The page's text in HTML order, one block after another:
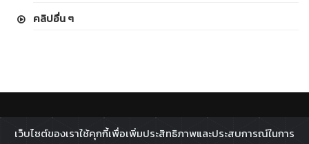
คลิปอื่น ๆ
เว็บไซต์ของเราใช้คุกกี้เพื่อเพิ่มประสิทธิภาพและประสบการณ์ในการ